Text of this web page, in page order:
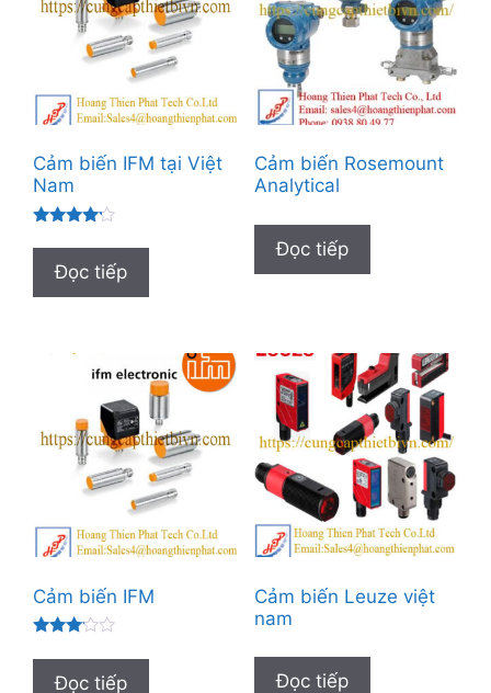
Cảm biến IFM tại Việt
Nam
xếp hạng
4.00
5 sao
Đọc tiếp
Cảm biến Rosemount
Analytical
Đọc tiếp
Cảm biến IFM
xếp
hạngĐọc tiếp
Cảm biến Leuze việt
nam
Đọc tiếp